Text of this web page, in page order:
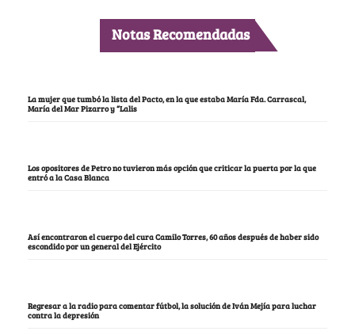
Notas Recomendadas
La mujer que tumbó la lista del Pacto, en la que estaba María Fda. Carrascal,
María del Mar Pizarro y “Lalis
Los opositores de Petro no tuvieron más opción que criticar la puerta por la que
entró a la Casa Blanca
Así encontraron el cuerpo del cura Camilo Torres, 60 años después de haber sido
escondido por un general del Ejército
Regresar a la radio para comentar fútbol, la solución de Iván Mejía para luchar
contra la depresión